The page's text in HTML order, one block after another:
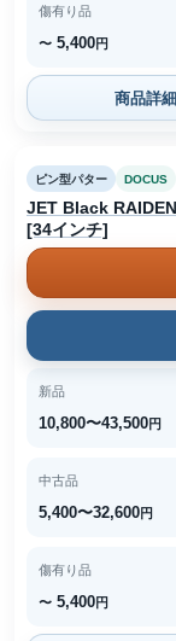
傷有り品
〜 5,400円
商品詳細
ピン型パター DOCUS
JET Black
[34インチ]
新品
10,800〜43,500円
中古品
5,400〜32,600円
傷有り品
〜 5,400円